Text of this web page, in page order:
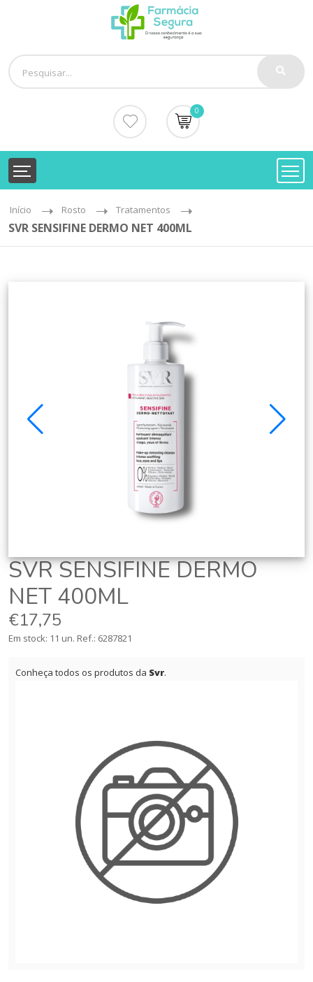
0
Início Rosto Tratamentos
SVR SENSIFINE DERMO NET 400ML
SVR SENSIFINE DERMO
NET 400ML
€17,75
Em stock: 11 un. Ref.: 6287821
Conheça todos os produtos da Svr.